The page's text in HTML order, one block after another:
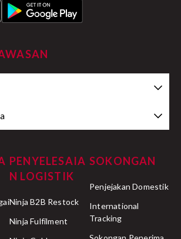
PENYELESAIA
N LOGISTIK
Ninja B2B Restock
Ninja Fulfilment
SOKONGAN
Penjejakan Domestik
International
Tracking